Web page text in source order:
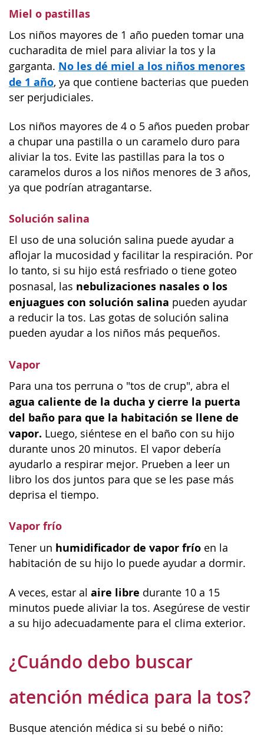
Miel o pastillas
Los niños mayores de 1 año pueden tomar una
cucharadita de miel para aliviar la tos y la
garganta. No les dé miel a los niños menores
de 1 año, ya que contiene bacterias que pueden
ser perjudiciales.
Los niños mayores de 4 o 5 años pueden probar
a chupar una pastilla o un caramelo duro para
aliviar la tos. Evite las pastillas para la tos o
caramelos duros a los niños menores de 3 años,
ya que podrían atragantarse.
Solución salina
El uso de una solución salina puede ayudar a
aflojar la mucosidad y facilitar la respiración. Por
lo tanto, si su hijo está resfriado o tiene goteo
posnasal, las nebulizaciones nasales o los
enjuagues con solución salina pueden ayudar
a reducir la tos. Las gotas de solución salina
pueden ayudar a los niños más pequeños.
Vapor
Para una tos perruna o "tos de crup", abra el
agua caliente de la ducha y cierre la puerta
del baño para que la habitación se llene de
vapor. Luego, siéntese en el baño con su hijo
durante unos 20 minutos. El vapor debería
ayudarlo a respirar mejor. Prueben a leer un
libro los dos juntos para que se les pase más
deprisa el tiempo.
Vapor frío
Tener un humidificador de vapor frío en la
habitación de su hijo lo puede ayudar a dormir.
A veces, estar al aire libre durante 10 a 15
minutos puede aliviar la tos. Asegúrese de vestir
a su hijo adecuadamente para el clima exterior.
¿Cuándo debo buscar
atención médica para la tos?
Busque atención médica si su bebé o niño: